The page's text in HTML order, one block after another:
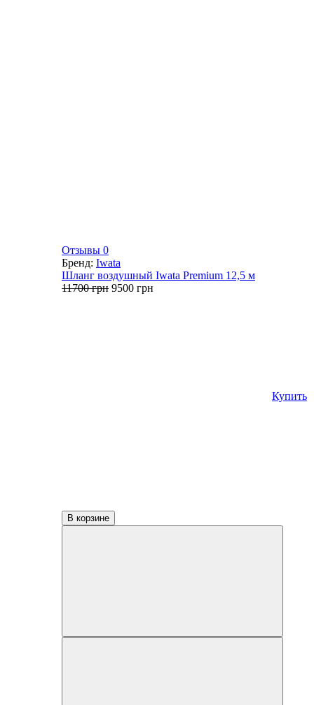
Отзывы 0
Бренд: Iwata
Шланг воздушный Iwata Premium 12,5 м
11700грн Первоначальная
9500 грн
Купить
В корзине